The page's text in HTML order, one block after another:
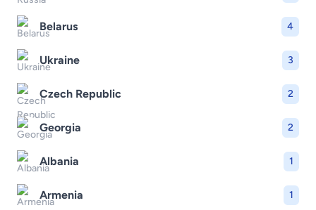
Belarus 4
Ukraine 3
Czech Republic 2
Georgia 2
Albania 1
Armenia 1